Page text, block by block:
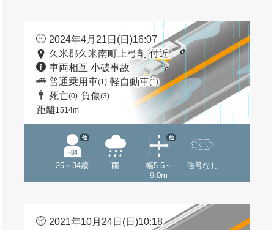
2024年4月21日(日)16:07
久米郡久米南町上弓削 付近
車両相互 小破事故
普通乗用車(1) 軽自動車(1)
死亡(0) 負傷(3)
距離1514m
25～34歳
他
雨
幅5.5～
9.0m
他
信号なし
2021年10月24日(日)10:18